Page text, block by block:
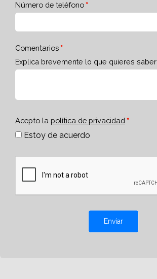
Número de teléfono
Comentarios
Explica brevemente lo que quieres saber
Acepto la política de privacidad
Estoy de acuerdo
Enviar